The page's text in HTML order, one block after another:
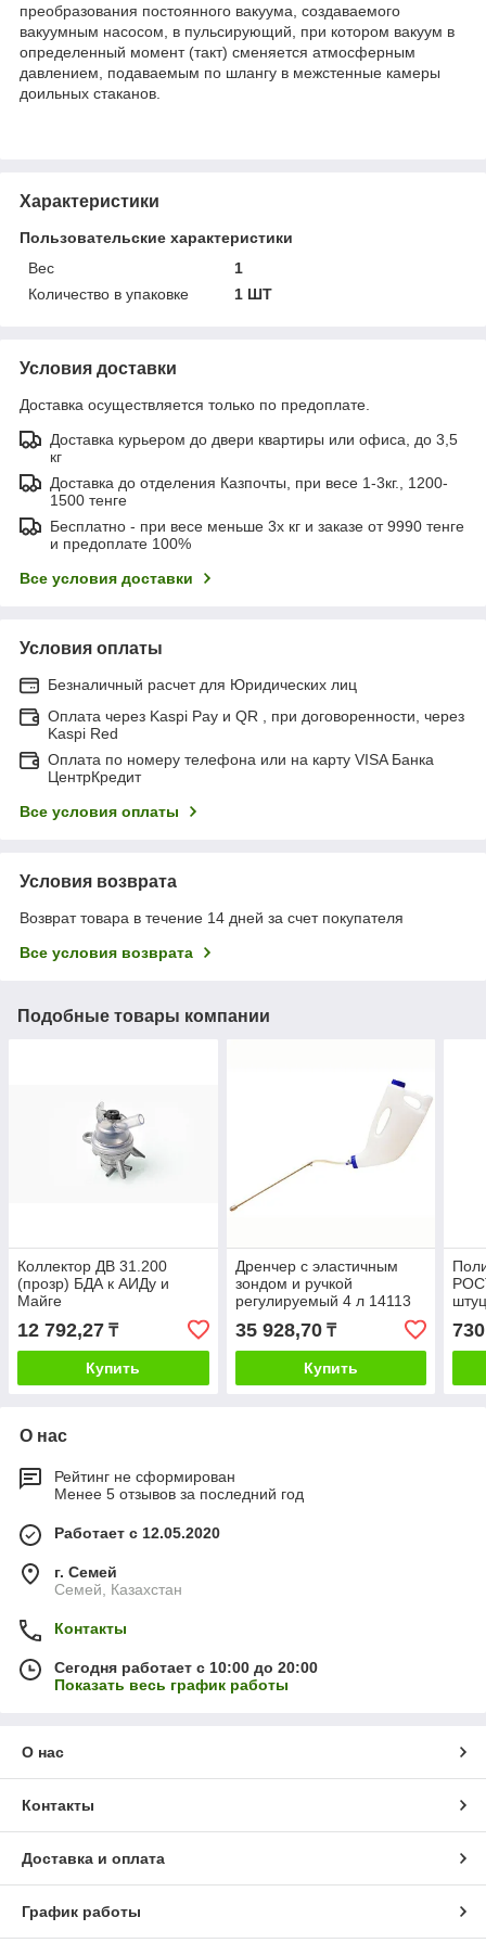
преобразования постоянного вакуума, создаваемого
вакуумным насосом, в пульсирующий, при котором вакуум в
определенный момент (такт) сменяется атмосферным
давлением, подаваемым по шлангу в межстенные камеры
доильных стаканов.
Характеристики
Пользовательские характеристики
Вес
1
Количество в упаковке
1 ШТ
Условия доставки
Доставка осуществляется только по предоплате.
Доставка курьером до двери квартиры или офиса, до 3,5
кг
Доставка до отделения Казпочты, при весе 1-3кг., 1200-
1500 тенге
Бесплатно - при весе меньше 3х кг и заказе от 9990 тенге
и предоплате 100%
Все условия доставки
Условия оплаты
Безналичный расчет для Юридических лиц
Оплата через Kaspi Pay и QR , при договоренности, через
Kaspi Red
Оплата по номеру телефона или на карту VISA Банка
ЦентрКредит
Все условия оплаты
Условия возврата
Возврат товара в течение 14 дней за счет покупателя
Все условия возврата
Подобные товары компании
Коллектор ДВ 31.200
(прозр) БДА к АИДу и
Майге
12 792,27 ₸
Купить
Дренчер с эластичным
зондом и ручкой
регулируемый 4 л 14113
35 928,70₸
Купить
О нас
Рейтинг не сформирован
Менее 5 отзывов за последний год
Работает с 12.05.2020
г. Семей
Семей, Казахстан
Контакты
Сегодня работает с 10:00 до 20:00
Показать весь график работы
О нас
Контакты
Доставка и оплата
График работы